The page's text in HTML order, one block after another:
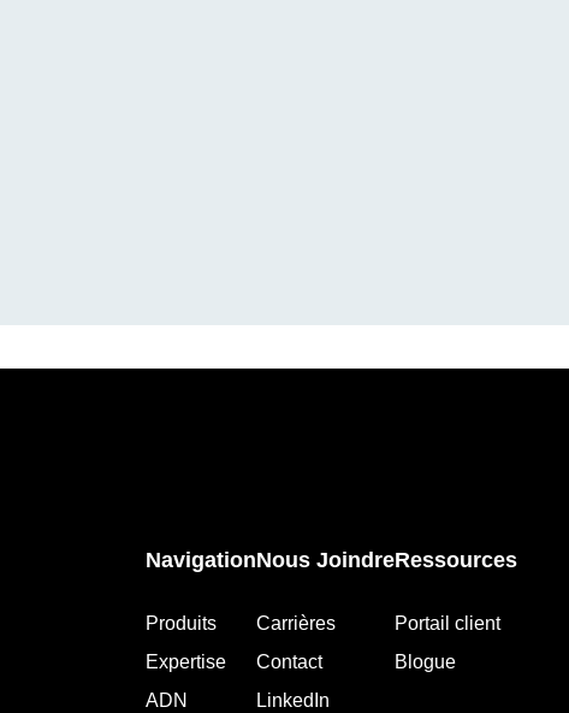
Navigation
Produits
Expertise
ADN
Nous Joindre
Carrières
Contact
LinkedIn
Ressources
Portail client
Blogue